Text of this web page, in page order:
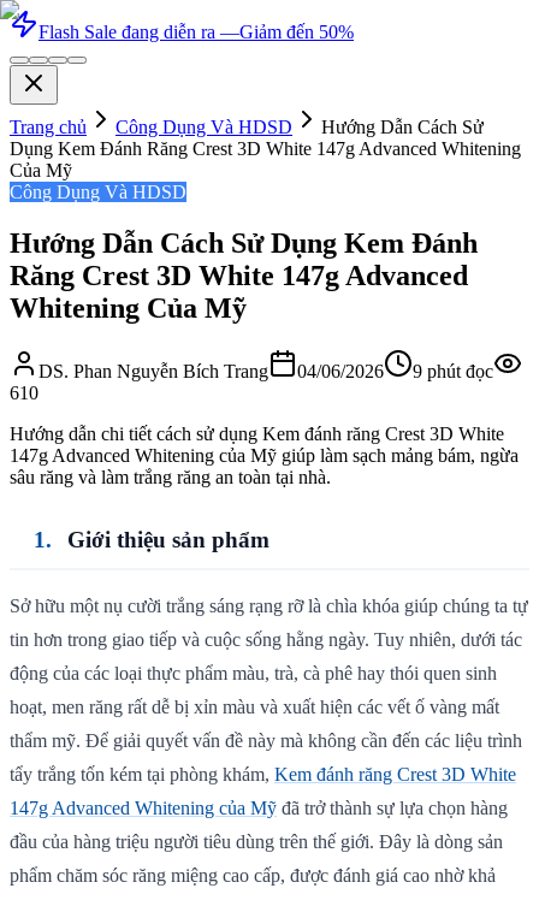
Flash Sale đang diễn ra —Giảm đến 50%
Trang chủ Công Dụng Và HDSD
Hướng Dẫn Cách Sử
Dụng Kem Đánh Răng Crest 3D White 147g Advanced Whitening
Của Mỹ
Công Dụng Và HDSD
Hướng Dẫn Cách Sử Dụng Kem Đánh
Răng Crest 3D White 147g Advanced
Whitening Của Mỹ
DS. Phan Nguyễn Bích Trang 04/06/2026 9 phút đọc
610
Hướng dẫn chi tiết cách sử dụng Kem đánh răng Crest 3D White
147g Advanced Whitening của Mỹ giúp làm sạch mảng bám, ngừa
sâu răng và làm trắng răng an toàn tại nhà.
Giới thiệu sản phẩm
Sở hữu một nụ cười trắng sáng rạng rỡ là chìa khóa giúp chúng ta tự
tin hơn trong giao tiếp và cuộc sống hằng ngày. Tuy nhiên, dưới tác
động của các loại thực phẩm màu, trà, cà phê hay thói quen sinh
hoạt, men răng rất dễ bị xỉn màu và xuất hiện các vết ố vàng mất
thẩm mỹ. Để giải quyết vấn đề này mà không cần đến các liệu trình
tẩy trắng tốn kém tại phòng khám, Kem đánh răng Crest 3D White
147g Advanced Whitening của Mỹ đã trở thành sự lựa chọn hàng
đầu của hàng triệu người tiêu dùng trên thế giới. Đây là dòng sản
phẩm chăm sóc răng miệng cao cấp, được đánh giá cao nhờ khả